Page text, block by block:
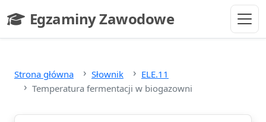
Egzaminy Zawodowe
- strona główna
Strona główna Słownik
ELE.11
Temperatura fermentacji w biogazowni